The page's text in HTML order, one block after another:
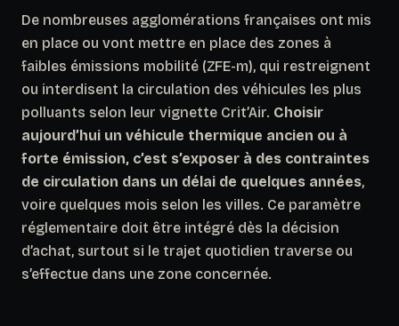
De nombreuses agglomérations françaises ont mis
en place ou vont mettre en place des zones à
faibles émissions mobilité (ZFE-m), qui restreignent
ou interdisent la circulation des véhicules les plus
polluants selon leur vignette Crit’Air. Choisir
aujourd’hui un véhicule thermique ancien ou à
forte émission, c’est s’exposer à des contraintes
de circulation dans un délai de quelques années,
voire quelques mois selon les villes. Ce paramètre
réglementaire doit être intégré dès la décision
d’achat, surtout si le trajet quotidien traverse ou
s’effectue dans une zone concernée.